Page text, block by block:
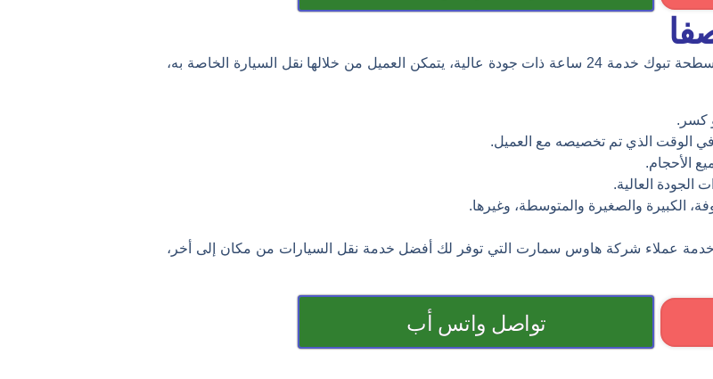
من الجدير بالذكر أن شركة هاوس سمارت تستطيع أن سطحة تبوك خدمة 24 ساعة ذات جودة عالية، يتمكن العميل من خلالها نقل السيارة الخاصة به،
كسر.
الوقت الذي تم تخصيصه مع العميل.
الأحجام.
الجودة العالية.
الكبيرة والصغيرة والمتوسطة، وغيرها.
عملاء شركة هاوس سمارت التي توفر لك أفضل خدمة نقل السيارات من مكان إلى أخر،
تواصل واتس أب